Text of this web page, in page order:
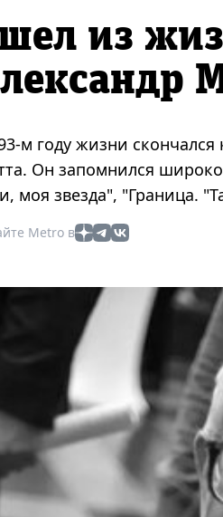
из
м году жизни скончался
Он запомнился
моя звезда", "Граница.
Metro в